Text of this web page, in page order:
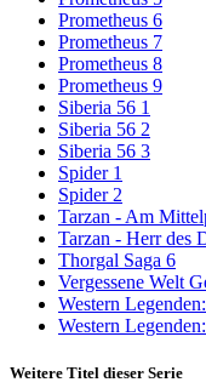
Prometheus 6
Prometheus 7
Prometheus 8
Prometheus 9
Siberia 56 1
Siberia 56 2
Siberia 56 3
Spider 1
Spider 2
Tarzan - Am
Tarzan - Herr des
Thorgal Saga 6
Vergessene Welt
Western
Western
Weitere Titel dieser Serie